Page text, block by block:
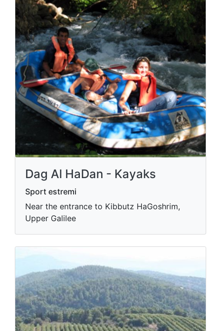
Dag Al HaDan - Kayaks
Sport estremi
Near the entrance to Kibbutz HaGoshrim,
Upper Galilee